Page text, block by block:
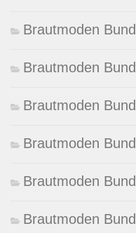
Brautmoden
Brautmoden
Brautmoden
Brautmoden
Brautmoden
Brautmoden